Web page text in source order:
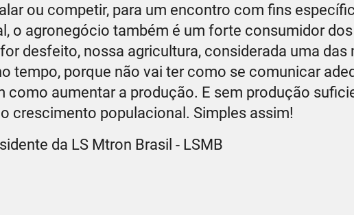
ou competir, para um encontro com fins
o agronegócio também é um forte consumidor
desfeito, nossa agricultura, considerada uma das
tempo, porque não vai ter como se comunicar
como aumentar a produção. E sem produção
crescimento populacional. Simples assim!
da LS Mtron Brasil - LSMB